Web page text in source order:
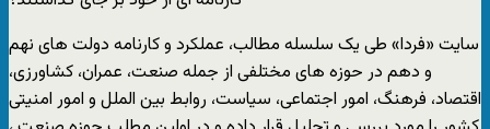
سایت «فردا» طی یک سلسله مطالب، عملکرد و کارنامه دولت های نهم
و دهم در حوزه های مختلفی از جمله صنعت، عمران، کشاورزی،
اقتصاد، فرهنگ، امور اجتماعی، سیاست، روابط بین الملل و امور امنیتی